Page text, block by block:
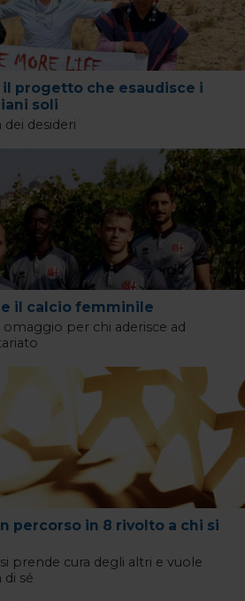
progetto che esaudisce i
soli
dei desideri
il calcio femminile
omaggio per chi aderisce ad
percorso in 8 rivolto a chi si
prende cura degli altri e vuole
di sé